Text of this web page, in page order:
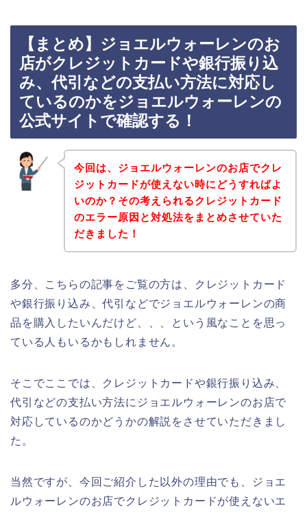
【まとめ】ジョエルウォーレンのお
店がクレジットカードや銀行振り込
み、代引などの支払い方法に対応し
ているのかをジョエルウォーレンの
公式サイトで確認する！
今回は、ジョエルウォーレンのお店でクレ
ジットカードが使えない時にどうすればよ
いのか？その考えられるクレジットカード
のエラー原因と対処法をまとめさせていた
だきました！
多分、こちらの記事をご覧の方は、クレジットカード
や銀行振り込み、代引などでジョエルウォーレンの商
品を購入したいんだけど、、、という風なことを思っ
ている人もいるかもしれません。
そこでここでは、クレジットカードや銀行振り込み、
代引などの支払い方法にジョエルウォーレンのお店で
対応しているのかどうかの解説をさせていただきまし
た。
当然ですが、今回ご紹介した以外の理由でも、ジョエ
ルウォーレンのお店でクレジットカードが使えないエ